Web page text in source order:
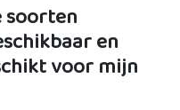
soorten
en
voor mijn